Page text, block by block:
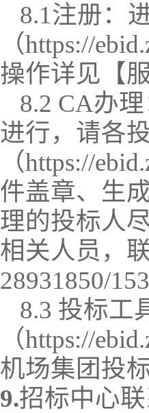
8.1注册：
（https://
操作详见【
8.2 CA办理
进行，请各
（https://
件盖章、 生
理的投标人
相关人员，
28931850/
8.3 投标工
（https://
机场集团投标
9.招标中心联